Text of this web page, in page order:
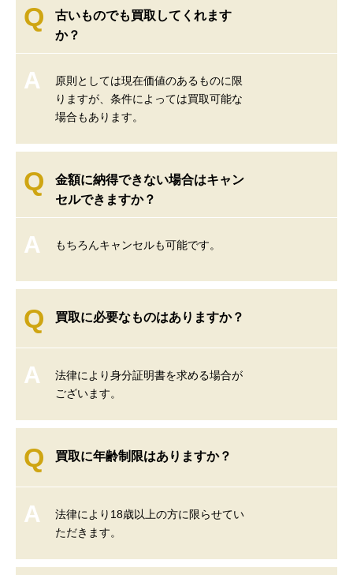
Q
古いものでも買取してくれます
か？
A
原則としては現在価値のあるものに限
りますが、条件によっては買取可能な
場合もあります。
Q
金額に納得できない場合はキャン
セルできますか？
A もちろんキャンセルも可能です。
Q 買取に必要なものはありますか？
A
法律により身分証明書を求める場合が
ございます。
Q 買取に年齢制限はありますか？
A
法律により18歳以上の方に限らせてい
ただきます。